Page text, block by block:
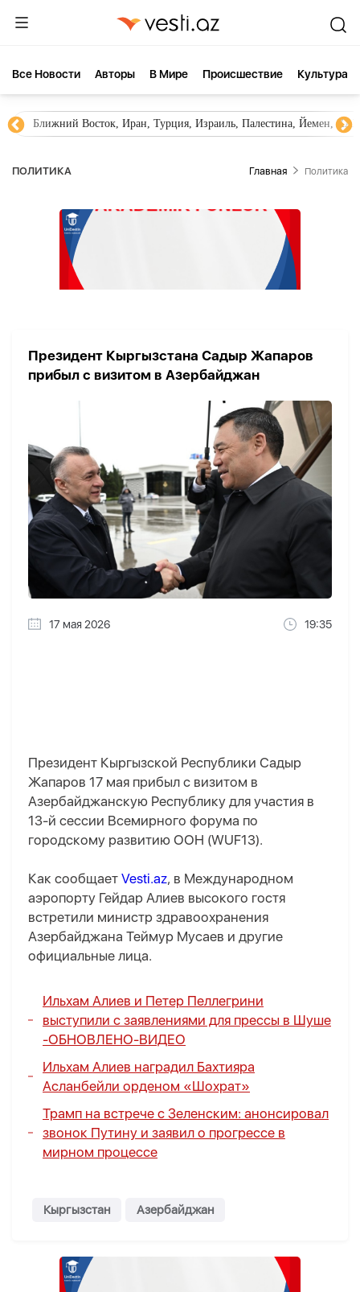
Все Новости Aвторы В Мире Происшествие Культура
Ближний Восток, Иран, Турция, Израиль, Палестина, Йемен,
ПОЛИТИКА Главная Политика
Президент Кыргызстана Садыр Жапаров
прибыл с визитом в Азербайджан
17 мая 2026 19:35
Президент Кыргызской Республики Садыр
Жапаров 17 мая прибыл с визитом в
Азербайджанскую Республику для участия в
13-й сессии Всемирного форума по
городскому развитию ООН (WUF13).
Как сообщает Vesti.az, в Международном
аэропорту Гейдар Алиев высокого гостя
встретили министр здравоохранения
Азербайджана Теймур Мусаев и другие
официальные лица.
Ильхам Алиев и Петер Пеллегрини
выступили с заявлениями для прессы в Шуше
-ОБНОВЛЕНО-ВИДЕО
Ильхам Алиев наградил Бахтияра
Асланбейли орденом «Шохрат»
Трамп на встрече с Зеленским: анонсировал
звонок Путину и заявил о прогрессе в
мирном процессе
Кыргызстан Азербайджан